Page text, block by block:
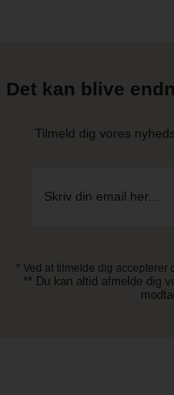
Det kan blive
Tilmeld dig vores
* Ved at tilmelde dig
** Du kan altid afmelde dig